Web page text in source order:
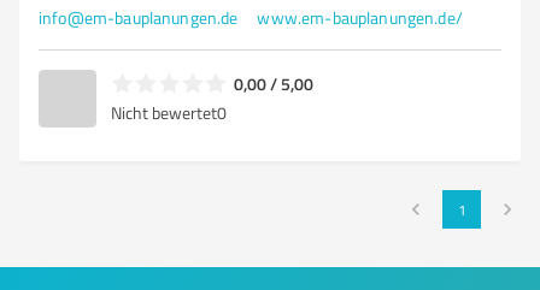
info@em-bauplanungen.de www.em-bauplanungen.de/
0,00 / 5,00
Nicht bewertet0
1